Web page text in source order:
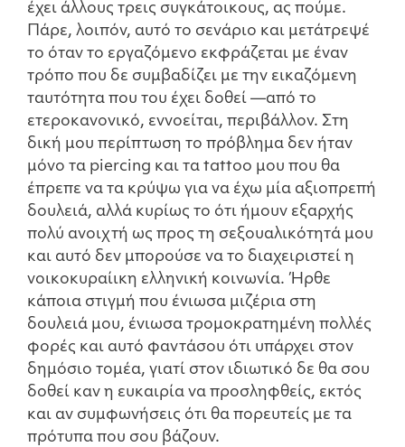
έχει άλλους τρεις συγκάτοικους, ας πούμε.
Πάρε, λοιπόν, αυτό το σενάριο και μετάτρεψέ
το όταν το εργαζόμενο εκφράζεται με έναν
τρόπο που δε συμβαδίζει με την εικαζόμενη
ταυτότητα που του έχει δοθεί —από το
ετεροκανονικό, εννοείται, περιβάλλον. Στη
δική μου περίπτωση το πρόβλημα δεν ήταν
μόνο τα piercing και τα tattoo μου που θα
έπρεπε να τα κρύψω για να έχω μία αξιοπρεπή
δουλειά, αλλά κυρίως το ότι ήμουν εξαρχής
πολύ ανοιχτή ως προς τη σεξουαλικότητά μου
και αυτό δεν μπορούσε να το διαχειριστεί η
νοικοκυραίικη ελληνική κοινωνία. Ήρθε
κάποια στιγμή που ένιωσα μιζέρια στη
δουλειά μου, ένιωσα τρομοκρατημένη πολλές
φορές και αυτό φαντάσου ότι υπάρχει στον
δημόσιο τομέα, γιατί στον ιδιωτικό δε θα σου
δοθεί καν η ευκαιρία να προσληφθείς, εκτός
και αν συμφωνήσεις ότι θα πορευτείς με τα
πρότυπα που σου βάζουν.